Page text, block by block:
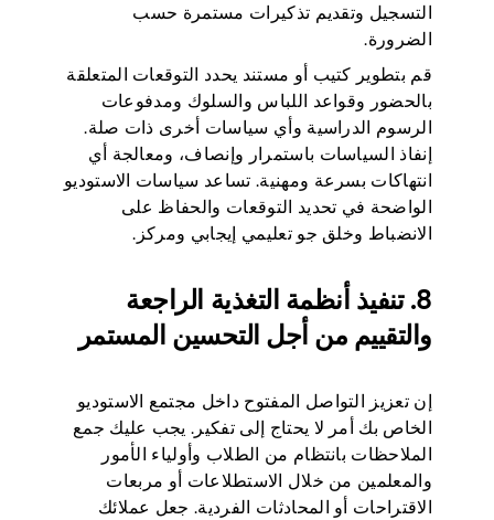
التسجيل وتقديم تذكيرات مستمرة حسب
الضرورة.
قم بتطوير كتيب أو مستند يحدد التوقعات المتعلقة
بالحضور وقواعد اللباس والسلوك ومدفوعات
الرسوم الدراسية وأي سياسات أخرى ذات صلة.
إنفاذ السياسات باستمرار وإنصاف، ومعالجة أي
انتهاكات بسرعة ومهنية. تساعد سياسات الاستوديو
الواضحة في تحديد التوقعات والحفاظ على
الانضباط وخلق جو تعليمي إيجابي ومركز.
8. تنفيذ أنظمة التغذية الراجعة
والتقييم من أجل التحسين المستمر
إن تعزيز التواصل المفتوح داخل مجتمع الاستوديو
الخاص بك أمر لا يحتاج إلى تفكير. يجب عليك جمع
الملاحظات بانتظام من الطلاب وأولياء الأمور
والمعلمين من خلال الاستطلاعات أو مربعات
الاقتراحات أو المحادثات الفردية. جعل عملائك